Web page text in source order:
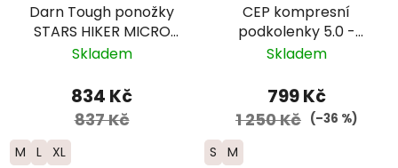
Darn Tough ponožky
STARS HIKER MICRO
CREW Lightweight
Skladem
834 Kč
837 Kč
M L XL
CEP kompresní
podkolenky 5.0 -
dámské - žlutá/
Skladem
799 Kč
1 250 Kč (–36 %)
S M